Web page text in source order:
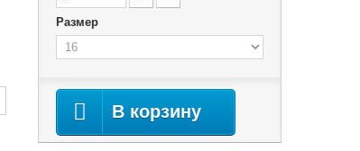
Размер
В корзину